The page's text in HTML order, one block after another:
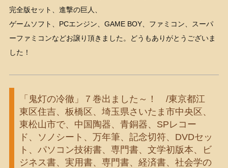
完全版セット、進撃の巨人、
ゲームソフト、PCエンジン、GAME BOY、ファミコン、スーパ
ーファミコンなどお譲り頂きました。どうもありがとうございま
した！
「鬼灯の冷徹」７巻出ました～！ /東京都江
東区住吉、板橋区、埼玉県さいたま市中央区、
東松山市で、中国陶器、青銅器、SPレコー
ド、ソノシート、万年筆、記念切符、DVDセッ
ト、パソコン技術書、専門書、文学初版本、ビ
ジネス書、実用書、専門書、経済書、社会学の